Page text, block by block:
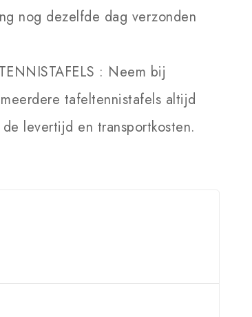
nog dezelfde dag verzonden
: Neem bij
tafeltennistafels altijd
levertijd en transportkosten.